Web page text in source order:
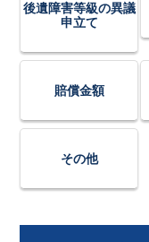
後遺障害等級の異議
申立て
賠償金額
その他